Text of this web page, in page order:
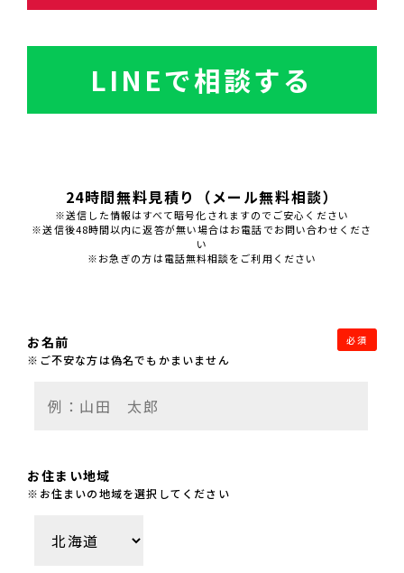
LINEで相談する
24時間無料見積り（メール無料相談）
※送信した情報はすべて暗号化されますのでご安心ください
※送信後48時間以内に返答が無い場合はお電話でお問い合わせくださ
い
※お急ぎの方は電話無料相談をご利用ください
お名前
※ご不安な方は偽名でもかまいません
必須
お住まい地域
※お住まいの地域を選択してください